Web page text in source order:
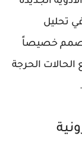
تحليل
مصمم خصيصاً
الحرجة